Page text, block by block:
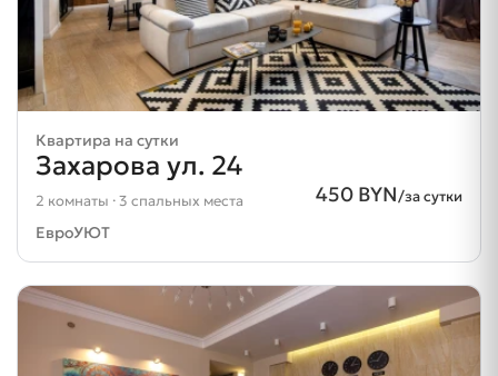
Квартира на сутки
Захарова ул. 24
450 BYN/за сутки
2 комнаты · 3 спальных места
ЕвроУЮТ